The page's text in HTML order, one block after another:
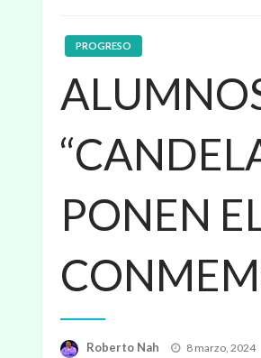
PROGRESO
PONEN
Roberto Nah
Publicado
8 marzo, 2024